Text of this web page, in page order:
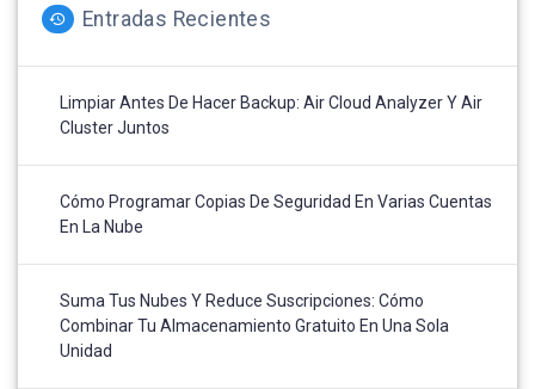
Entradas Recientes
Limpiar Antes De Hacer Backup: Air Cloud Analyzer Y Air
Cluster Juntos
Cómo Programar Copias De Seguridad En Varias Cuentas
En La Nube
Suma Tus Nubes Y Reduce Suscripciones: Cómo
Combinar Tu Almacenamiento Gratuito En Una Sola
Unidad